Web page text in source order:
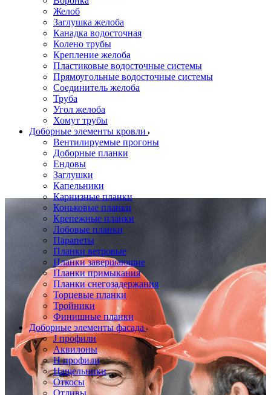
Желоб
Заглушка желоба
Канадка водосточная
Колено трубы
Крепление желоба
Пластиковые водосточные системы
Прямоугольные водосточные системы
Соединитель желоба
Труба
Угол желоба
Хомут трубы
Доборные элементы кровли
Вентилируемые прогоны
Доборные планки
Ендовы
Заглушки
Капельники
Карнизные планки
Коньковые планки
Крепежные планки
Лобовые планки
Парапеты
Планки ветровые
Планки завершающие
Планки примыкания
Планки снегозадержания
Торцевые планки
Тройники
Финишные планки
Доборные элементы фасада
J профили
Аквилоны
Н профили
Нащельники
Откосы
Отливы